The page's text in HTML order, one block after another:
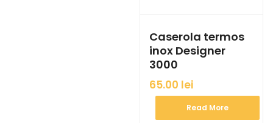
Caserola termos
inox Designer
3000
65.00 lei
Read More